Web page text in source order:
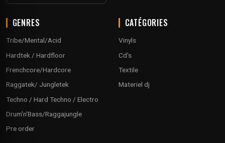
GENRES
Tribe/Mental/Acid
Hardtek / Hardfloor
Frenchcore/Hardcore
Raggatek/ Jungletek
Techno / Hard Techno / Electro
Drum'n'Bass/Raggajungle
Pre order
CATÉGORIES
Vinyls
Cd's
Textile
Materiel dj